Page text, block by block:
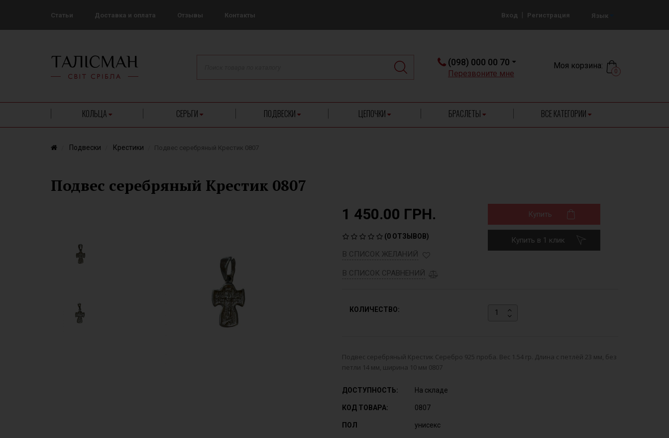
Статьи Доставка и оплата Отзывы Контакты Вход Регистрация Язык
(098) 000 00 70
Перезвоните мне
Моя корзина:
0
КОЛЬЦА СЕРЬГИ ПОДВЕСКИ ЦЕПОЧКИ БРАСЛЕТЫ ВСЕ КАТЕГОРИИ
Подвески Крестики Подвес серебряный Крестик 0807
Подвес серебряный Крестик 0807
1 450.00 ГРН.
(0 ОТЗЫВОВ)
В СПИСОК ЖЕЛАНИЙ
В СПИСОК СРАВНЕНИЙ
Купить
Купить в 1 клик
КОЛИЧЕСТВО:
Подвес серебряный Крестик Серебро 925 проба. Вес 1.54 гр. Длина с петлёй 23 мм, без
петли 14 мм, ширина 10 мм 0807
ДОСТУПНОСТЬ: На складе
КОД ТОВАРА: 0807
ПОЛ унисекс